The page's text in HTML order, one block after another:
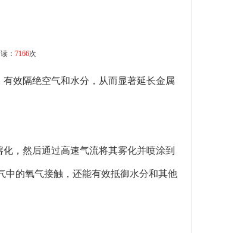
： 7166次
效隔绝空气和水分，从而显著延长金属
，然后通过高速气流将其雾化并喷涂到
中的氧气接触，还能有效抵御水分和其他